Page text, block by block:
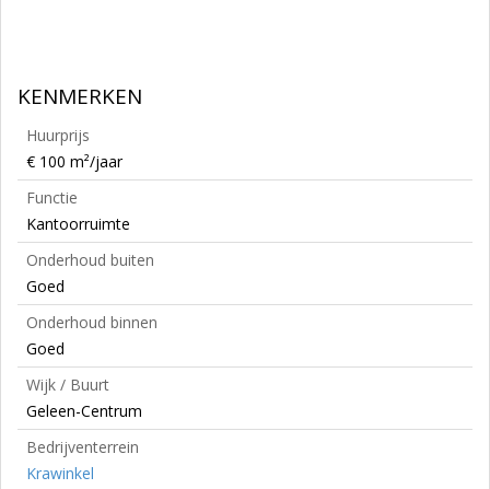
KENMERKEN
Huurprijs
€ 100 m²/jaar
Functie
Kantoorruimte
Onderhoud buiten
Goed
Onderhoud binnen
Goed
Wijk / Buurt
Geleen-Centrum
Bedrijventerrein
Krawinkel